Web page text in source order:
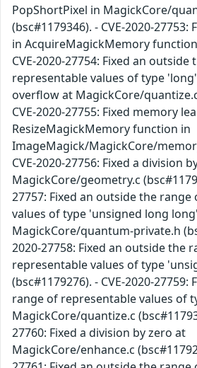
PopShortPixel in MagickCore/
(bsc#1179346). - CVE-2020-27753:
in AcquireMagickMemory
CVE-2020-27754: Fixed an
representable values of type
overflow at MagickCore/
CVE-2020-27755: Fixed memory
ResizeMagickMemory function in
ImageMagick/MagickCore/
CVE-2020-27756: Fixed a division
MagickCore/geometry.c
27757: Fixed an outside the
values of type 'unsigned long
MagickCore/quantum-private.h
2020-27758: Fixed an outside the
representable values of type
(bsc#1179276). - CVE-2020-
range of representable values of
MagickCore/quantize.c
27760: Fixed a division by zero at
MagickCore/enhance.c